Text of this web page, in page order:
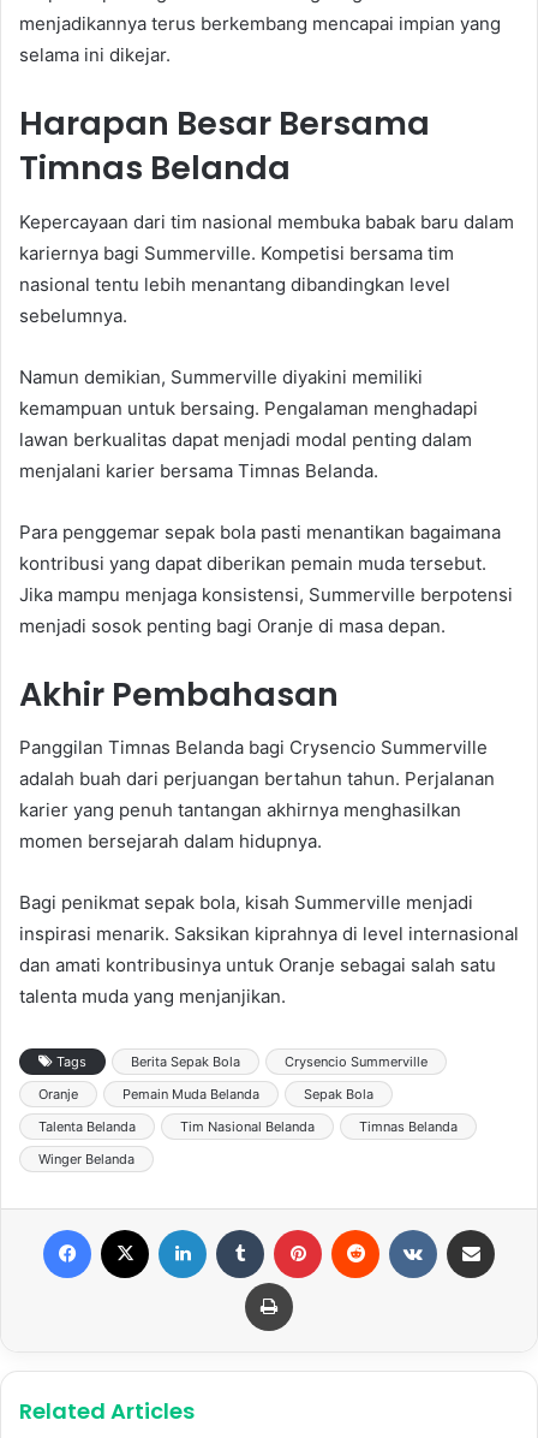
menjadikannya terus berkembang mencapai impian yang
selama ini dikejar.
Harapan Besar Bersama
Timnas Belanda
Kepercayaan dari tim nasional membuka babak baru dalam
kariernya bagi Summerville. Kompetisi bersama tim
nasional tentu lebih menantang dibandingkan level
sebelumnya.
Namun demikian, Summerville diyakini memiliki
kemampuan untuk bersaing. Pengalaman menghadapi
lawan berkualitas dapat menjadi modal penting dalam
menjalani karier bersama Timnas Belanda.
Para penggemar sepak bola pasti menantikan bagaimana
kontribusi yang dapat diberikan pemain muda tersebut.
Jika mampu menjaga konsistensi, Summerville berpotensi
menjadi sosok penting bagi Oranje di masa depan.
Akhir Pembahasan
Panggilan Timnas Belanda bagi Crysencio Summerville
adalah buah dari perjuangan bertahun tahun. Perjalanan
karier yang penuh tantangan akhirnya menghasilkan
momen bersejarah dalam hidupnya.
Bagi penikmat sepak bola, kisah Summerville menjadi
inspirasi menarik. Saksikan kiprahnya di level internasional
dan amati kontribusinya untuk Oranje sebagai salah satu
talenta muda yang menjanjikan.
Tags Berita Sepak Bola
Crysencio Summerville
Oranje
Pemain Muda Belanda
Sepak Bola
Talenta Belanda
Tim Nasional Belanda
Timnas Belanda
Winger Belanda
Print
Related Articles